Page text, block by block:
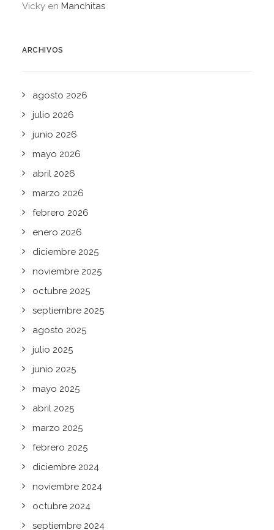
Vicky en Manchitas
ARCHIVOS
agosto 2026
julio 2026
junio 2026
mayo 2026
abril 2026
marzo 2026
febrero 2026
enero 2026
diciembre 2025
noviembre 2025
octubre 2025
septiembre 2025
agosto 2025
julio 2025
junio 2025
mayo 2025
abril 2025
marzo 2025
febrero 2025
diciembre 2024
noviembre 2024
octubre 2024
septiembre 2024